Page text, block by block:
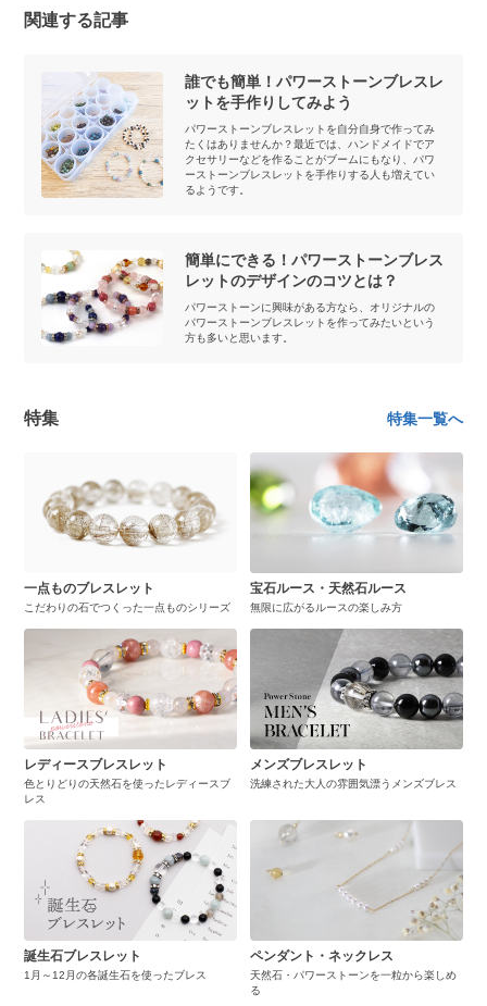
関連する記事
誰でも簡単！パワーストーンブレスレ
ットを手作りしてみよう
パワーストーンブレスレットを自分自身で作ってみ
たくはありませんか？最近では、ハンドメイドでア
クセサリーなどを作ることがブームにもなり、パワ
ーストーンブレスレットを手作りする人も増えてい
るようです。
簡単にできる！パワーストーンブレス
レットのデザインのコツとは？
パワーストーンに興味がある方なら、オリジナルの
パワーストーンブレスレットを作ってみたいという
方も多いと思います。
特集 特集一覧へ
一点ものブレスレット
こだわりの石でつくった一点ものシリーズ
宝石ルース・天然石ルース
無限に広がるルースの楽しみ方
レディースブレスレット
色とりどりの天然石を使ったレディースブ
レス
メンズブレスレット
洗練された大人の雰囲気漂うメンズブレス
誕生石ブレスレット
1月～12月の各誕生石を使ったブレス
ペンダント・ネックレス
天然石・パワーストーンを一粒から楽しめ
る